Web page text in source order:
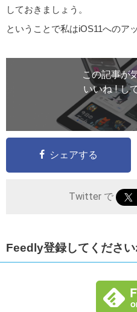
しておきましょう。
ということで私はiOS11へのア
この記事が
いいね ! し
シェアする
Twitter で
Feedly登録してください